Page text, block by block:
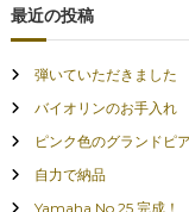
最近の投稿
弾いていただきました
バイオリンのお手入れ
ピンク色のグランドピ
自力で納品
Yamaha No.25 完成！